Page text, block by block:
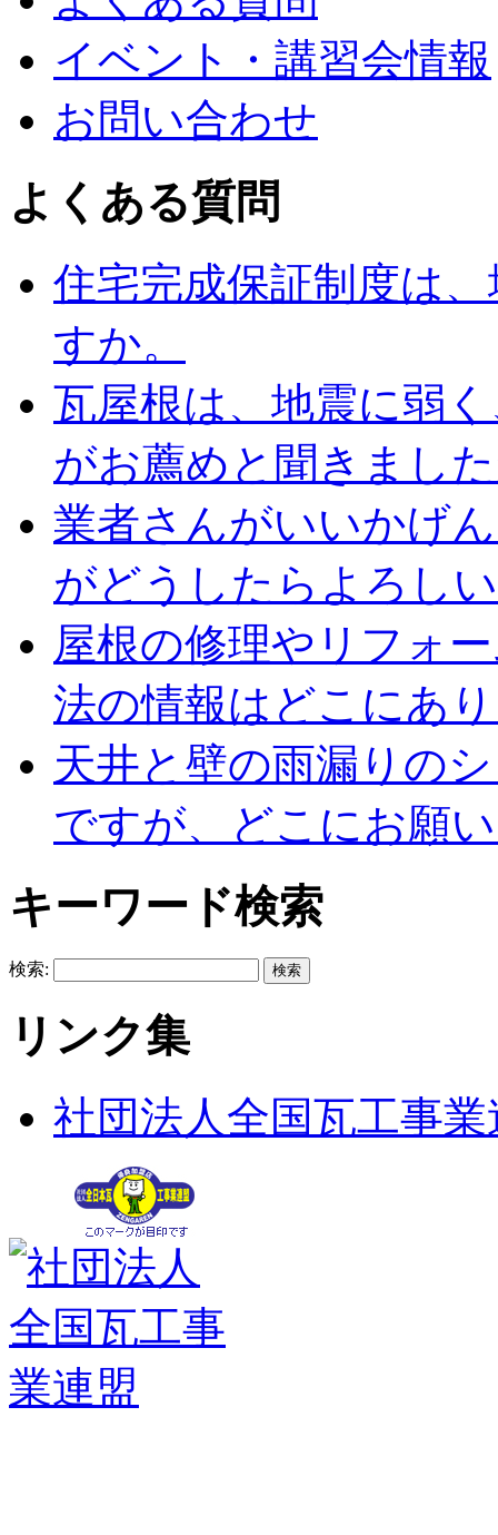
イベント・講習会情報
お問い合わせ
よくある質問
住宅完成保証制度は
すか。
瓦屋根は、地震に弱
がお薦めと聞きまし
業者さんがいいかげ
がどうしたらよろし
屋根の修理やリフォ
法の情報はどこにあ
天井と壁の雨漏りの
ですが、どこにお願
キーワード検索
検索:
リンク集
社団法人全国瓦工事業